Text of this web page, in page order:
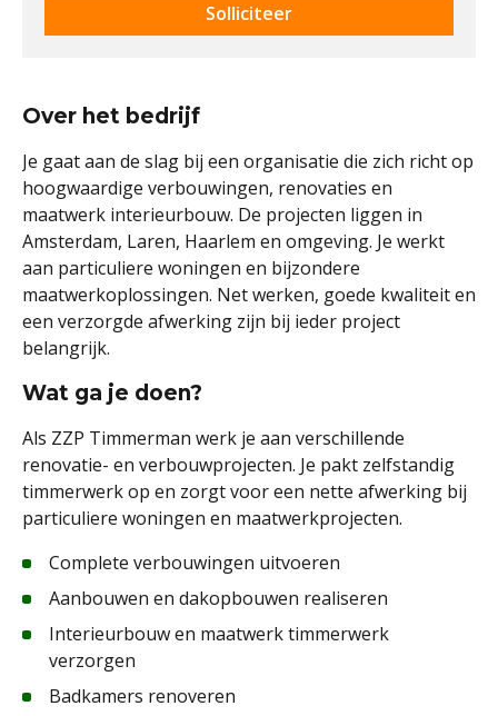
Solliciteer
Over het bedrijf
Je gaat aan de slag bij een organisatie die zich richt op
hoogwaardige verbouwingen, renovaties en
maatwerk interieurbouw. De projecten liggen in
Amsterdam, Laren, Haarlem en omgeving. Je werkt
aan particuliere woningen en bijzondere
maatwerkoplossingen. Net werken, goede kwaliteit en
een verzorgde afwerking zijn bij ieder project
belangrijk.
Wat ga je doen?
Als ZZP Timmerman werk je aan verschillende
renovatie- en verbouwprojecten. Je pakt zelfstandig
timmerwerk op en zorgt voor een nette afwerking bij
particuliere woningen en maatwerkprojecten.
Complete verbouwingen uitvoeren
Aanbouwen en dakopbouwen realiseren
Interieurbouw en maatwerk timmerwerk
verzorgen
Badkamers renoveren